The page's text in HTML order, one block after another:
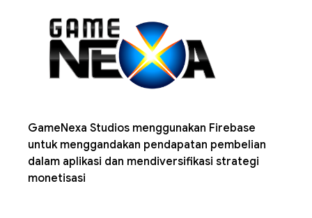
GameNexa Studios menggunakan Firebase
untuk menggandakan pendapatan pembelian
dalam aplikasi dan mendiversifikasi strategi
monetisasi